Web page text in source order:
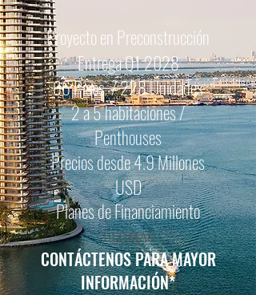
Proyecto en Preconstrucción
Entrega Q1 2028
66 Pisos / 228 Unidades
2 a 5 habitaciones /
Penthouses
Precios desde 4.9 Millones
USD
Planes de Financiamiento
ÚLTIMAS
CONTÁCTENOS PARA MAYOR
INFORMACIÓN*